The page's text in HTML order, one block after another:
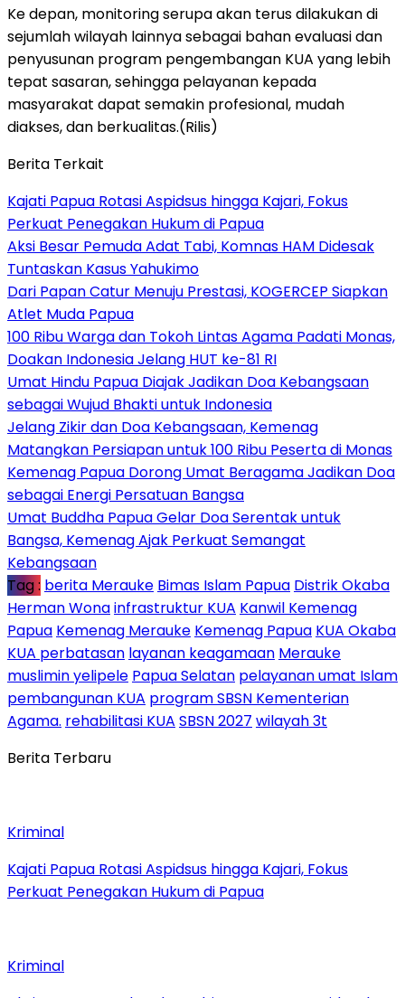
Ke depan, monitoring serupa akan terus dilakukan di
sejumlah wilayah lainnya sebagai bahan evaluasi dan
penyusunan program pengembangan KUA yang lebih
tepat sasaran, sehingga pelayanan kepada
masyarakat dapat semakin profesional, mudah
diakses, dan berkualitas.(Rilis)
Berita Terkait
Kajati Papua Rotasi Aspidsus hingga Kajari, Fokus
Perkuat Penegakan Hukum di Papua
Aksi Besar Pemuda Adat Tabi, Komnas HAM Didesak
Tuntaskan Kasus Yahukimo
Dari Papan Catur Menuju Prestasi, KOGERCEP Siapkan
Atlet Muda Papua
100 Ribu Warga dan Tokoh Lintas Agama Padati Monas,
Doakan Indonesia Jelang HUT ke-81 RI
Umat Hindu Papua Diajak Jadikan Doa Kebangsaan
sebagai Wujud Bhakti untuk Indonesia
Jelang Zikir dan Doa Kebangsaan, Kemenag
Matangkan Persiapan untuk 100 Ribu Peserta di Monas
Kemenag Papua Dorong Umat Beragama Jadikan Doa
sebagai Energi Persatuan Bangsa
Umat Buddha Papua Gelar Doa Serentak untuk
Bangsa, Kemenag Ajak Perkuat Semangat
Kebangsaan
Tag : berita Merauke Bimas Islam Papua Distrik Okaba
Herman Wonainfrastruktur KUA Kanwil Kemenag
Papua Kemenag Merauke Kemenag Papua KUA Okaba
KUA perbatasan layanan keagamaan Merauke
muslimin yelipele Papua Selatan pelayanan umat Islam
pembangunan KUA program SBSN Kementerian
Agama. rehabilitasi KUA SBSN 2027 wilayah 3t
Berita Terbaru
Kriminal
Kajati Papua Rotasi Aspidsus hingga Kajari, Fokus
Perkuat Penegakan Hukum di Papua
Kriminal